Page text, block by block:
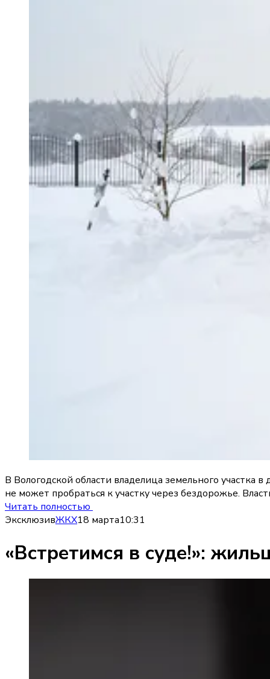
В Вологодской области владелица земельного
не может пробраться к участку через бездорожье.
Читать полностью
ЭксклюзивЖКХ18 марта10:31
«Встретимся в суде!»: